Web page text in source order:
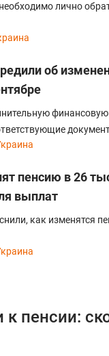
лично
об
пенсию в 26
выплат
как изменятся
к пенсии: